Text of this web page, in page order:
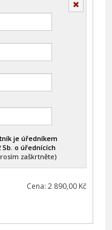
je úředníkem
Sb. o úřednících
zaškrtněte)
Cena: 2 890,00 Kč